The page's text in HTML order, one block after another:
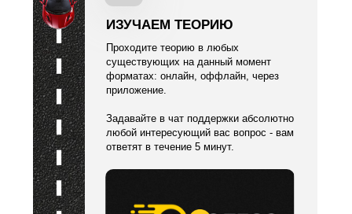
Проходите теорию в любых
существующих на данный момент
форматах: онлайн, оффлайн, через
приложение.
Задавайте в чат поддержки абсолютно
любой интересующий вас вопрос - вам
ответят в течение 5 минут.
ИЗУЧАЕМ ТЕОРИЮ